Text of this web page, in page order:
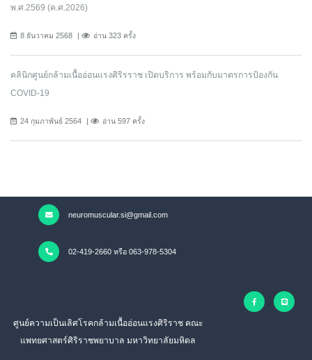
พ.ศ.2569 (ค.ศ.2026)
8 ธันวาคม 2568 อ่าน 323 ครั้ง
คลินิกศูนย์กล้ามเนื้ออ่อนแรงศิริรราช เปิดบริการ พร้อมกับมาตรการป้องกัน
COVID-19
24 กุมภาพันธ์ 2564 อ่าน 597 ครั้ง
neuromuscular.si@gmail.com
02-419-2660 หรือ 063-978-5304
ศูนย์ความเป็นเลิศโรคกล้ามเนื้ออ่อนแรงศิริราช คณะ
แพทยศาสตร์ศิริราชพยาบาล มหาวิทยาลัยมหิดล